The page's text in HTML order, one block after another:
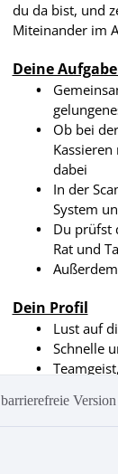
barrierefreie Version